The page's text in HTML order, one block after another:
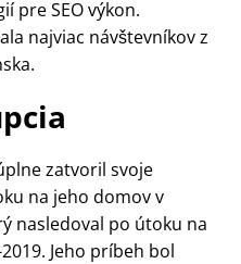
pre SEO výkon.
najviac návštevníkov z
zatvoril svoje
na jeho domov v
nasledoval po útoku na
Jeho príbeh bol